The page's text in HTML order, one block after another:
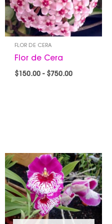
FLOR DE CERA
Flor de Cera
$150.00 - $750.00
Rango
de
precios:
desde
$600.00
hasta
$650.00